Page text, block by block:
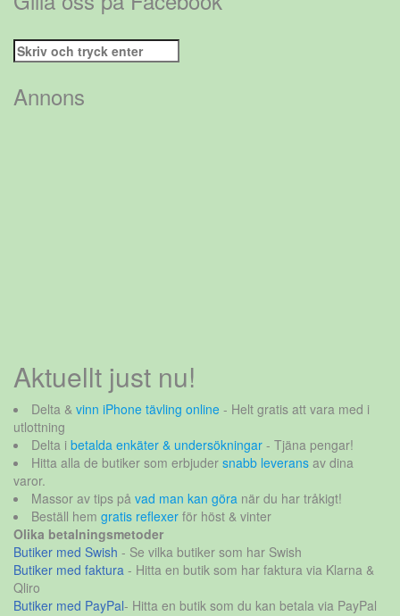
Sök
efter:
Annons
Aktuellt just nu!
Delta & vinn iPhone tävling online - Helt gratis att vara med i
utlottning
Delta i betalda enkäter & undersökningar - Tjäna pengar!
Hitta alla de butiker som erbjuder snabb leverans av dina
varor.
Massor av tips på vad man kan göra när du har tråkigt!
Beställ hem gratis reflexer för höst & vinter
Olika betalningsmetoder
Butiker med Swish - Se vilka butiker som har Swish
Butiker med faktura - Hitta en butik som har faktura via Klarna &
Qliro
Butiker med PayPal- Hitta en butik som du kan betala via PayPal